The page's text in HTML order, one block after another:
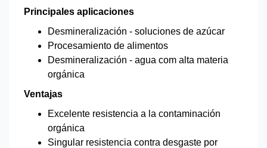
Principales aplicaciones
Desmineralización - soluciones de azúcar
Procesamiento de alimentos
Desmineralización - agua com alta materia
orgánica
Ventajas
Excelente resistencia a la contaminación
orgánica
Singular resistencia contra desgaste por